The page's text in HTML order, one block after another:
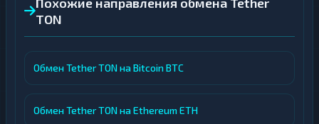
TON
Обмен Tether TON на Bitcoin BTC
Обмен Tether TON на Ethereum ETH